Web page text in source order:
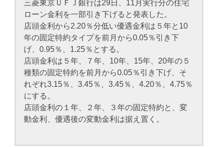
三菱東京ＵＦＪ銀行は29日、11月実行分の住宅
ローン金利を一部引き下げると発表した。
店頭金利から2.20％分低い優遇金利は５年と10
年の固定特約タイプを前月から0.05％引き下
げ、0.95％、1.25％とする。
店頭金利は５年、７年、10年、15年、20年の５
種類の固定特約を前月から0.05％引き下げ、そ
れぞれ3.15％、3.45％、3.45％、4.20％、4.75％
にする。
店頭金利の１年、２年、３年の固定特約と、変
動金利、優遇後の変動金利は据え置く。